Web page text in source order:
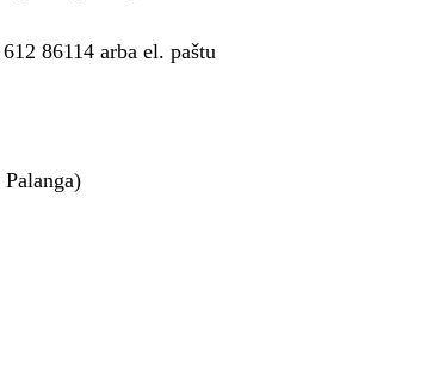
86114 arba el. paštu